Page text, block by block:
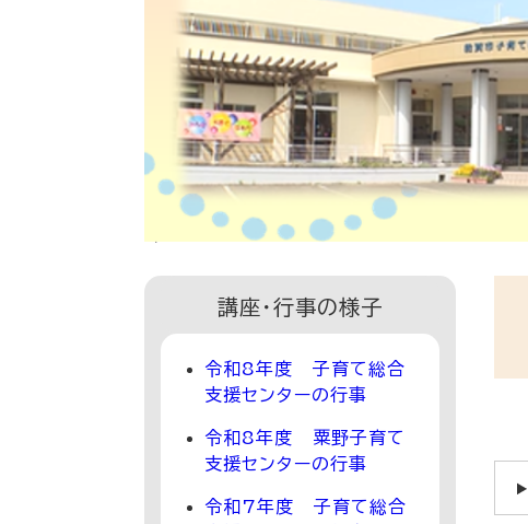
講座・行事の様子
令和8年度 子育て総合
支援センターの行事
令和8年度 粟野子育て
支援センターの行事
令和7年度 子育て総合